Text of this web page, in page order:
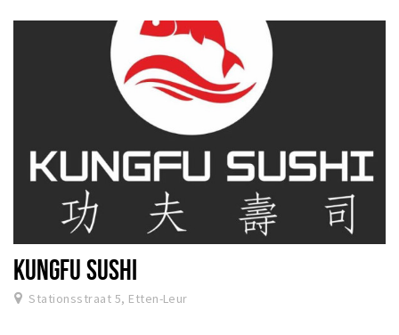
KUNGFU SUSHI
Stationsstraat 5, Etten-Leur